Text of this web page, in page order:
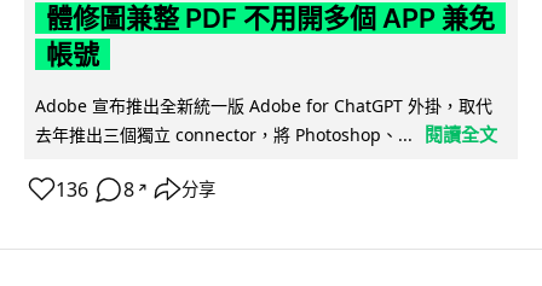
體修圖兼整 PDF 不用開多個 APP 兼免
帳號
Adobe 宣布推出全新統一版 Adobe for ChatGPT 外掛，取代
去年推出三個獨立 connector，將 Photoshop、...
閱讀全文
136 8 ↗ 分享